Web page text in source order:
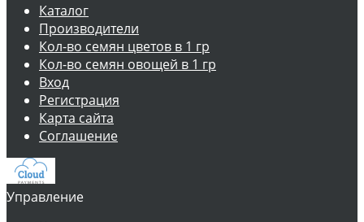
Каталог
Производители
Кол-во семян цветов в 1 гр
Кол-во семян овощей в 1 гр
Вход
Регистрация
Карта сайта
Соглашение
Управление